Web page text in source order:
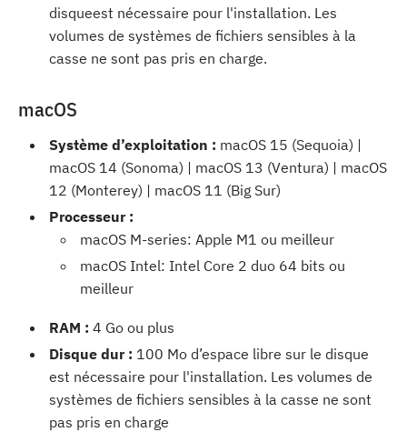
disqueest nécessaire pour l'installation. Les
volumes de systèmes de fichiers sensibles à la
casse ne sont pas pris en charge.
macOS
Système d’exploitation : macOS 15 (Sequoia) |
macOS 14 (Sonoma) | macOS 13 (Ventura) | macOS
12 (Monterey) | macOS 11 (Big Sur)
Processeur :
macOS M-series: Apple M1 ou meilleur
macOS Intel: Intel Core 2 duo 64 bits ou
meilleur
RAM : 4 Go ou plus
Disque dur : 100 Mo d’espace libre sur le disque
est nécessaire pour l'installation. Les volumes de
systèmes de fichiers sensibles à la casse ne sont
pas pris en charge